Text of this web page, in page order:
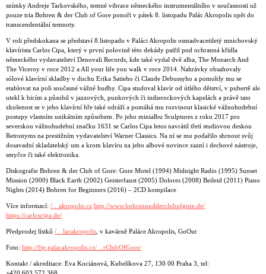
snímky Andreje Tarkovského, temné vibrace německého instrumentálního v současnosti už
pouze tria Bohren & der Club of Gore ponoří v pátek 8. listopadu Palác Akropolis opět do
transcendentální temnoty.
V roli předskokana se představí 8.listopadu v Paláci Akropolis osmadvacetiletý mnichovský
klavírista Carlos Cipa, který v první polovině této dekády patřil pod ochranná křídla
německého vydavatelství Denovali Records, kde také vydal dvě alba, The Monarch And
The Viceroy v roce 2012 a All your life you walk v roce 2014. Nahrávky obsahovaly
sólové klavírní skladby v duchu Erika Satieho či Claude Debussyho a pomohly mu se
etablovat na poli současné vážné hudby. Cipa studoval klavír od útlého dětství, v pubertě ale
utekl k bicím a působil v jazzových, punkových či indierockových kapelách a právě tato
zkušenost se v jeho klavírní hře také odráží a pomáhá mu rozvinout klasické vážnohudební
postupy vlastním unikátním způsobem. Po jeho minialbu Sculptures z roku 2017 pro
severskou vážnohudební značku 1631 se Carlos Cipa letos navrátil třetí studiovou deskou
Retronyms na prestižním vydavatelství Warner Classics. Na ní se mu podařilo shrnout svůj
dosavadní skladatelský um a krom klavíru na jeho albové novince zazní i dechové nástroje,
smyčce či také elektronika.
Diskografie Bohren & der Club of Gore: Gore Motel (1994) Midnight Radio (1995) Sunset
Mission (2000) Black Earth (2002) Geisterfaust (2005) Dolores (2008) Beileid (2011) Piano
Nights (2014) Bohren for Beginners ‎(2016) – 2CD kompilace
Více informací: /…akropolis.cz http://www.bohrenundderclubofgore.de/
https://carloscipa.de/
Předprodej lístků /…lacakropolis , v kavárně Paláce Akropolis, GoOut
Foto: http://ftp.palacakropolis.cz/…rClubOfGore/
Kontakt / akreditace: Eva Kociánová, Kubelíkova 27, 130 00 Praha 3, tel: